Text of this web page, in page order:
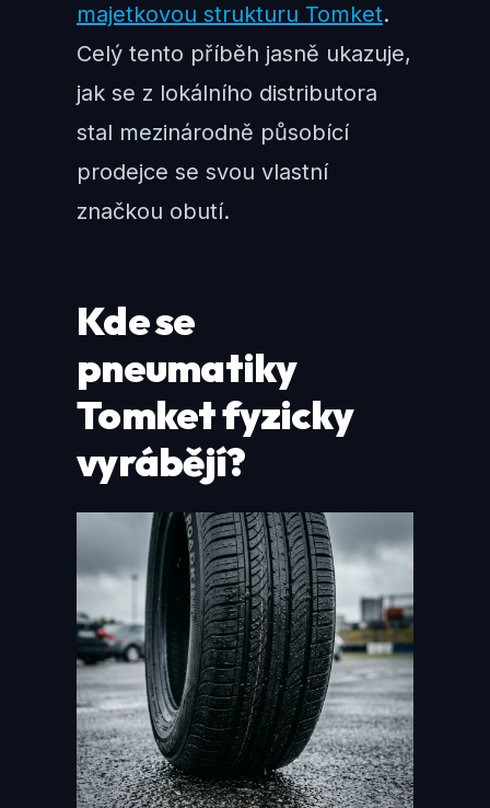
majetkovou strukturu Tomket.
Celý tento příběh jasně ukazuje,
jak se z lokálního distributora
stal mezinárodně působící
prodejce se svou vlastní
značkou obutí.
Kde se
pneumatiky
Tomket fyzicky
vyrábějí?